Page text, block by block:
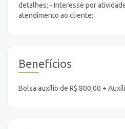
detalhes; - Interesse por
atendimento ao cliente;
Benefícios
Bolsa auxílio de R$ 800,00 +